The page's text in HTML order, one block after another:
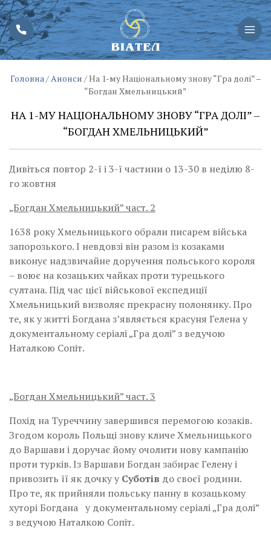
Головна / Анонси /На 1-му Національному знову “Гра долі” –
“Богдан Хмельницький”
НА 1-МУ НАЦІОНАЛЬНОМУ ЗНОВУ “ГРА ДОЛІ” –
“БОГДАН ХМЕЛЬНИЦЬКИЙ”
Дивіться повтор 2-ї і 3-ї частини о 13-30 в неділю 8-
го жовтня
„Богдан Хмельницький” част. 2
1638 року Хмельницького обрали писарем війська
запорозького. І невдовзі він разом із козаками
виконує надзвичайне доручення польського короля
– воює на козацьких чайках проти турецького
султана. Під час цієї військової експедиції
Хмельницький визволяє прекрасну полонянку. Про
те, як у житті Богдана з’являється красуня Гелена у
документальному серіалі „Гра долі” з ведучою
Наталкою Сопіт.
„Богдан Хмельницький” част.3
Похід на Туреччину завершився перемогою козаків.
Згодом король Польщі знову кличе Хмельницького
до Варшави і доручає йому очолити нову кампанію
проти турків. Із Варшави Богдан забирає Гелену і
привозить її як дочку у Суботів до своєї родини.
Про те, як прийняли польську панну в козацькому
хуторі Богдана у документальному серіалі „Гра долі”
з ведучою Наталкою Сопіт.